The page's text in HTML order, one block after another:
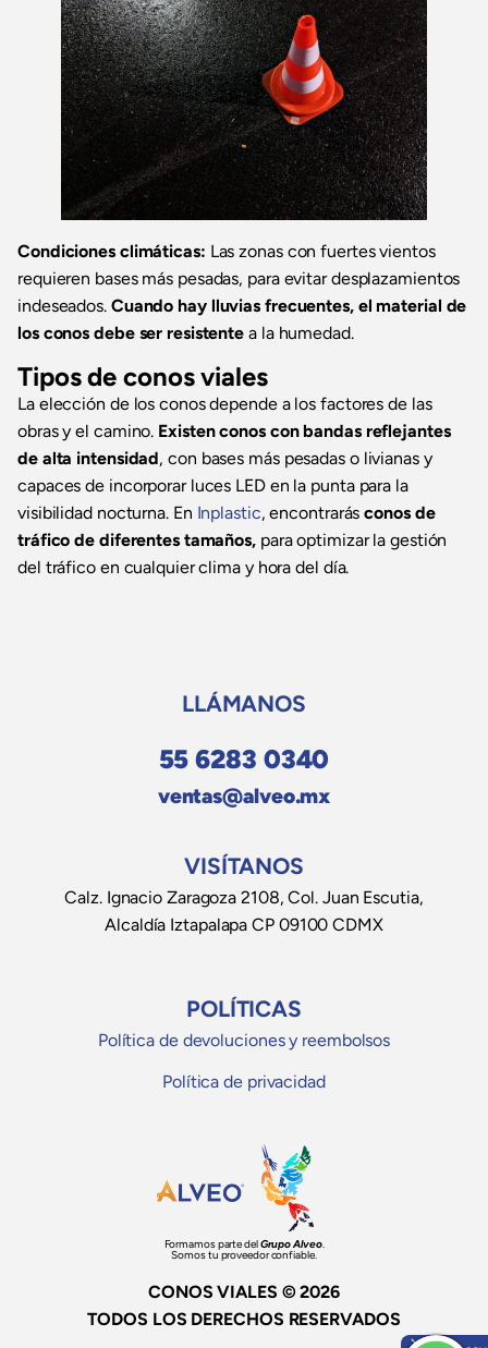
Condiciones climáticas: Las zonas con fuertes vientos
requieren bases más pesadas, para evitar desplazamientos
indeseados. Cuando hay lluvias frecuentes, el material de
los conos debe ser resistente a la humedad.
Tipos de conos viales
La elección de los conos depende a los factores de las
obras y el camino. Existen conos con bandas reflejantes
de alta intensidad, con bases más pesadas o livianas y
capaces de incorporar luces LED en la punta para la
visibilidad nocturna. En Inplastic, encontrarásconos de
tráfico de diferentes tamaños, para optimizar la gestión
del tráfico en cualquier clima y hora del día.
LLÁMANOS
55 6283 0340
ventas@alveo.mx
VISÍTANOS
Calz. Ignacio Zaragoza 2108, Col. Juan Escutia,
Alcaldía Iztapalapa CP 09100 CDMX
POLÍTICAS
Política de devoluciones y reembolsos
Política de privacidad
Formamos parte delGrupo Alveo.
Somos tu proveedor confiable.
CONOS VIALES © 2026
TODOS LOS DERECHOS RESERVADOS